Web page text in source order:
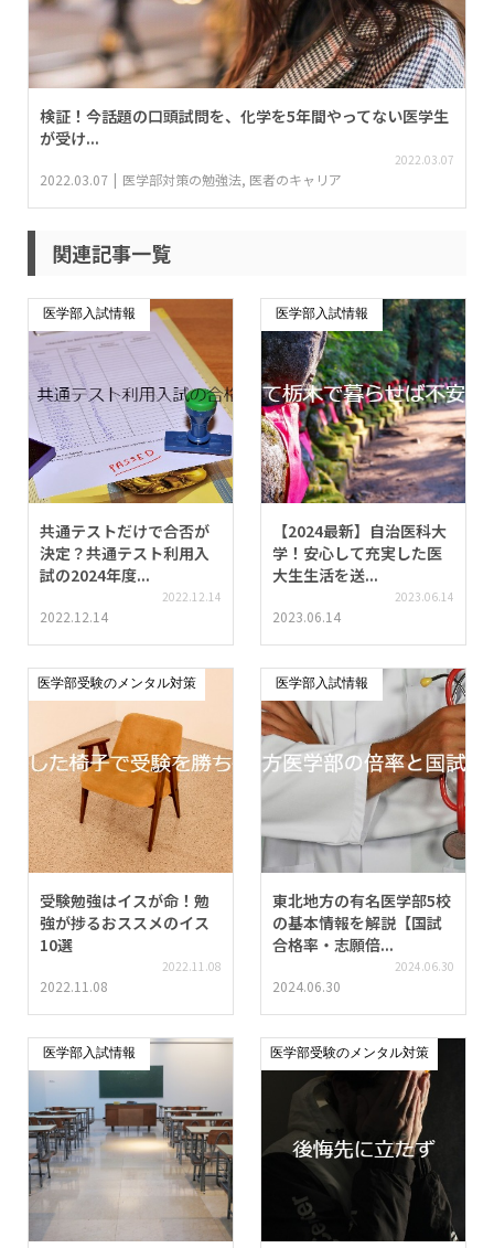
検証！今話題の口頭試問を、化学を5年間やってない医学生
が受け...
2022.03.07
2022.03.07 医学部対策の勉強法, 医者のキャリア
関連記事一覧
医学部入試情報
共通テストだけで合否が
決定？共通テスト利用入
試の2024年度...
2022.12.14
2022.12.14
医学部入試情報
【2024最新】自治医科大
学！安心して充実した医
大生生活を送...
2023.06.14
2023.06.14
医学部受験のメンタル対策
受験勉強はイスが命！勉
強が捗るおススメのイス
10選
2022.11.08
2022.11.08
医学部入試情報
東北地方の有名医学部5校
の基本情報を解説【国試
合格率・志願倍...
2024.06.30
2024.06.30
医学部入試情報 医学部受験のメンタル対策